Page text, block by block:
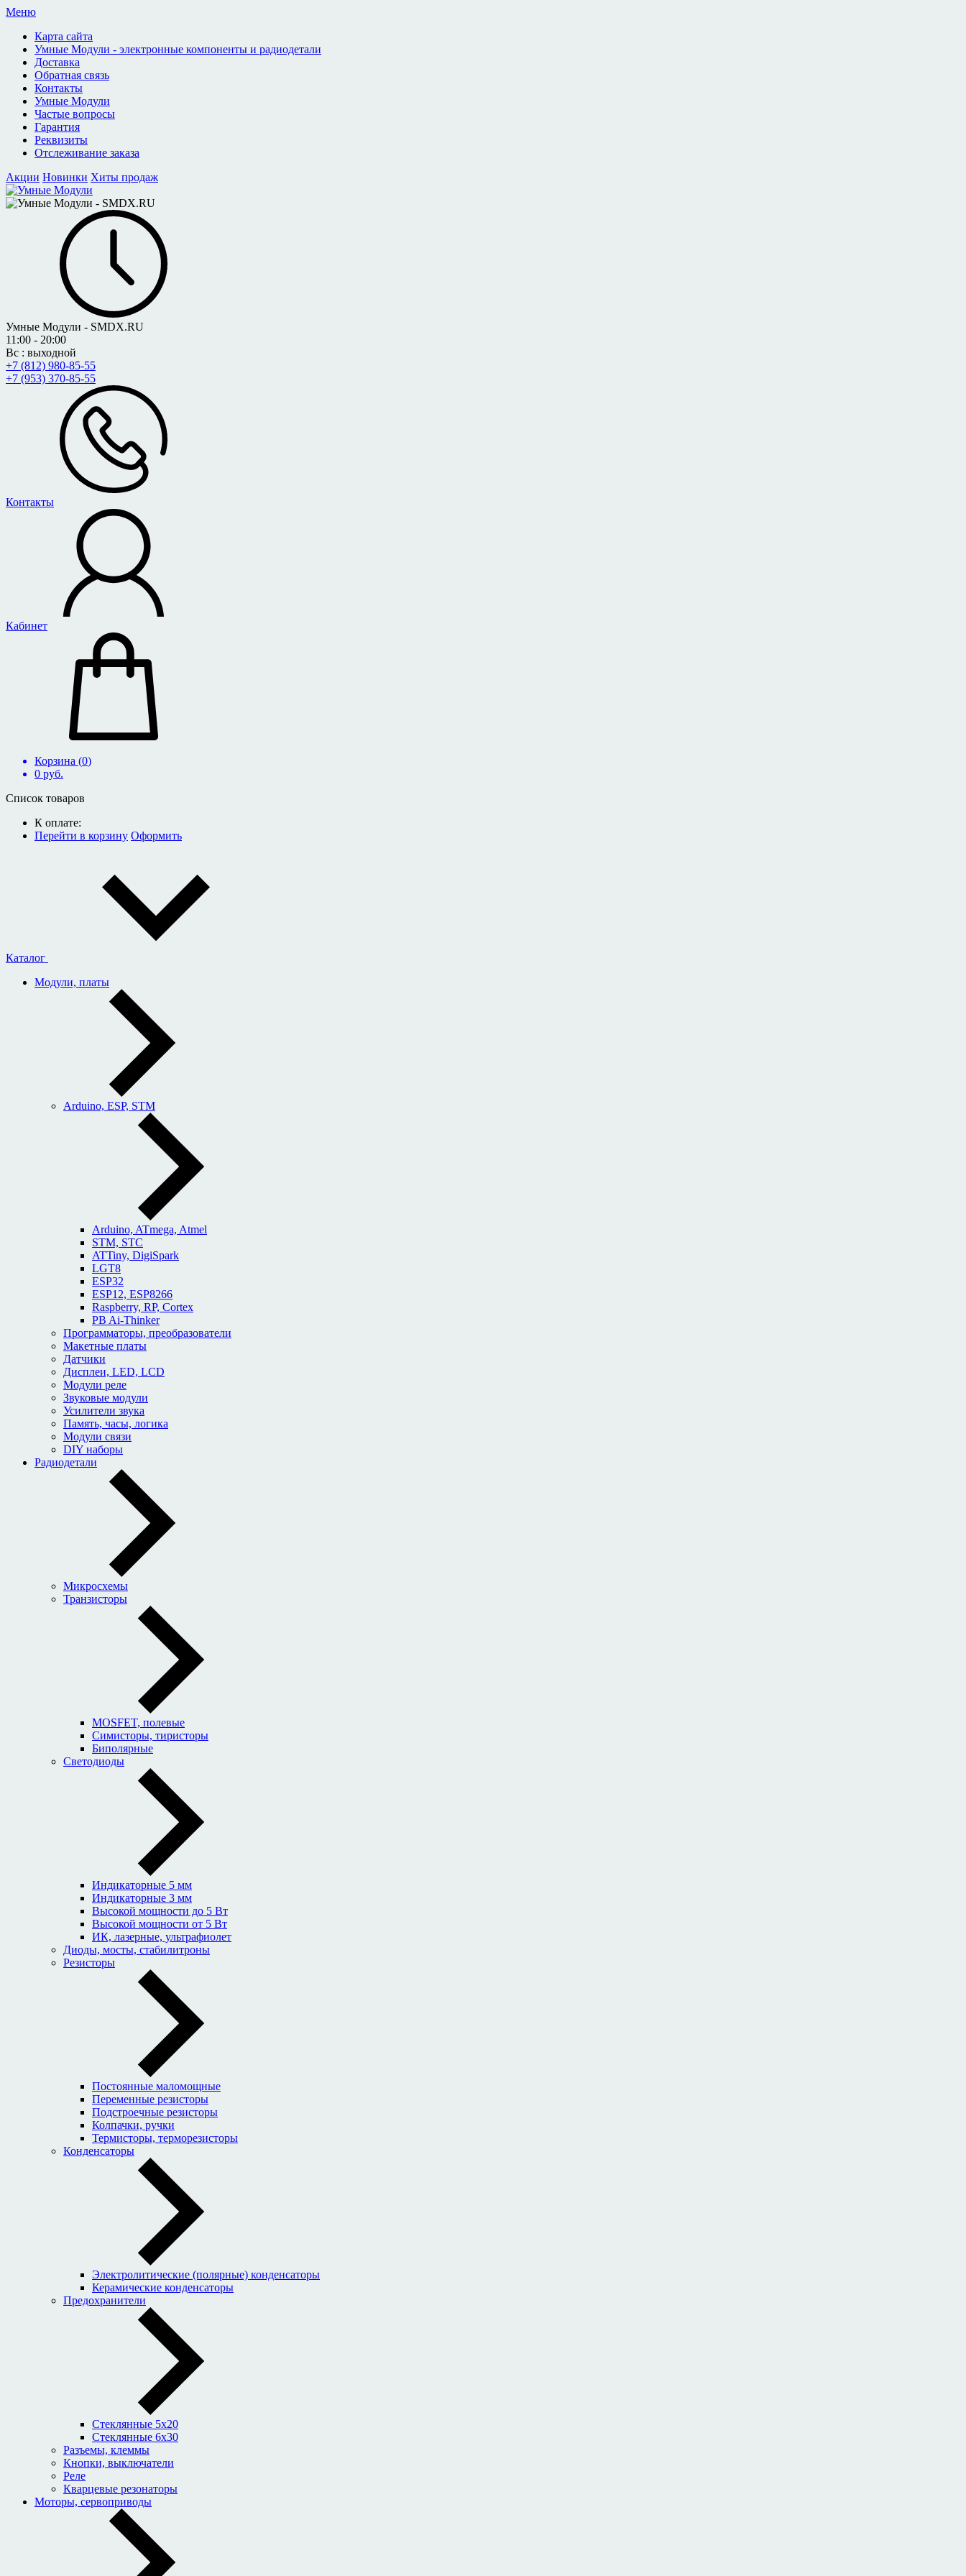
Меню
Карта сайта
Умные Модули - электронные компоненты и радиодетали
Доставка
Обратная связь
Контакты
Умные Модули
Частые вопросы
Гарантия
Реквизиты
Отслеживание заказа
Акции Новинки Хиты продаж
Умные Модули - SMDX.RU
11:00 - 20:00
Вс : выходной
+7 (812) 980-85-55
+7 (953) 370-85-55
Контакты
Кабинет
Корзина (0)
0 руб.
Список товаров
К оплате:
Перейти в корзину Оформить
Каталог
Модули, платы
Arduino, ESP, STM
Arduino, ATmega, Atmel
STM, STC
ATTiny, DigiSpark
LGT8
ESP32
ESP12, ESP8266
Raspberry, RP, Cortex
PB Ai-Thinker
Программаторы, преобразователи
Макетные платы
Датчики
Дисплеи, LED, LCD
Модули реле
Звуковые модули
Усилители звука
Память, часы, логика
Модули связи
DIY наборы
Радиодетали
Микросхемы
Транзисторы
MOSFET, полевые
Симисторы, тиристоры
Биполярные
Светодиоды
Индикаторные 5 мм
Индикаторные 3 мм
Высокой мощности до 5 Вт
Высокой мощности от 5 Вт
ИК, лазерные, ультрафиолет
Диоды, мосты, стабилитроны
Резисторы
Постоянные маломощные
Переменные резисторы
Подстроечные резисторы
Колпачки, ручки
Термисторы, терморезисторы
Конденсаторы
Электролитические (полярные) конденсаторы
Керамические конденсаторы
Предохранители
Стеклянные 5x20
Стеклянные 6x30
Разъемы, клеммы
Кнопки, выключатели
Реле
Кварцевые резонаторы
Моторы, сервоприводы